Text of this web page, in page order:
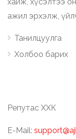
ажил эрхэлж,
Танилцуулга
Холбоо барих
Репутас ХХК
E-Mail: